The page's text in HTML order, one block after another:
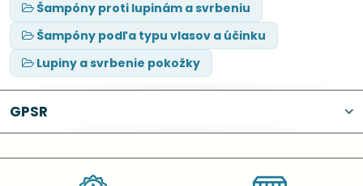
Šampóny proti lupinám a svrbeniu
Šampóny podľa typu vlasov a účinku
Lupiny a svrbenie pokožky
GPSR